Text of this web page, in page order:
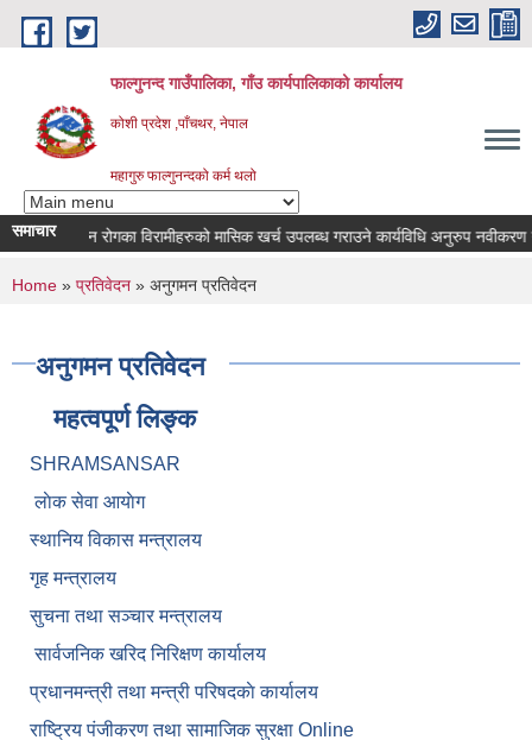
Skip to main content
फाल्गुनन्द गाउँपालिका, गाँउ कार्यपालिकाको कार्यालय
कोशी प्रदेश ,पाँचथर, नेपाल
महागुरु फाल्गुनन्दको कर्म थलो
समाचारविभिन्न रोगका विरामीहरुको मासिक खर्च उपलब्ध गराउने कार्यविधि अनुरुप नवीकरण
You are here
Home » प्रतिवेदन » अनुगमन प्रतिवेदन
अनुगमन प्रतिवेदन
महत्वपूर्ण लिङ्क
SHRAMSANSAR
लाेक सेवा आयाेग
स्थानिय विकास मन्त्रालय
गृह मन्त्रालय
सुचना तथा सञ्चार मन्त्रालय
सार्वजनिक खरिद निरिक्षण कार्यालय
प्रधानमन्त्री तथा मन्त्री परिषदकाे कार्यालय
राष्ट्रिय पंजीकरण तथा सामाजिक सुरक्षा Online